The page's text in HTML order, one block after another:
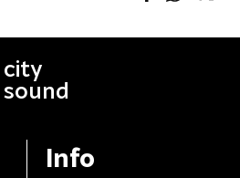
city
Info